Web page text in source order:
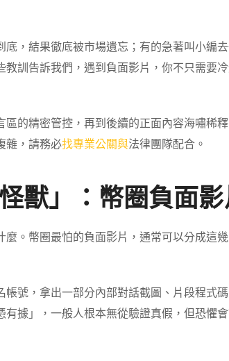
，結果徹底被市場遺忘；有的急著叫小編
訓告訴我們，遇到負面影片，你不只需要
的精密管控，再到後續的正面內容海嘯稀
雜，請務必找專業公關與法律團隊配合。
獸」：幣圈負面
。幣圈最怕的負面影片，通常可以分成這
號，拿出一部分內部對話截圖、片段程式
據」，一般人根本無從驗證真假，但恐懼